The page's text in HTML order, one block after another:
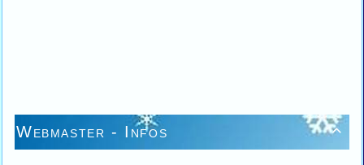

Webmaster - Infos